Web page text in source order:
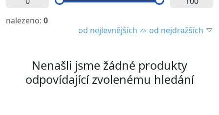
nalezeno: 0
od nejlevnějších
od nejdražších
Nenašli jsme žádné produkty
odpovídající zvolenému hledání